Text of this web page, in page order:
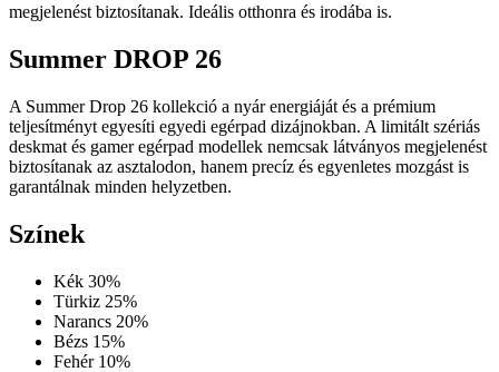
megjelenést biztosítanak. Ideális otthonra és irodába is.
Summer DROP 26
A Summer Drop 26 kollekció a nyár energiáját és a prémium
teljesítményt egyesíti egyedi egérpad dizájnokban. A limitált szériás
deskmat és gamer egérpad modellek nemcsak látványos megjelenést
biztosítanak az asztalodon, hanem precíz és egyenletes mozgást is
garantálnak minden helyzetben.
Színek
Kék 30%
Türkiz 25%
Narancs 20%
Bézs 15%
Fehér 10%